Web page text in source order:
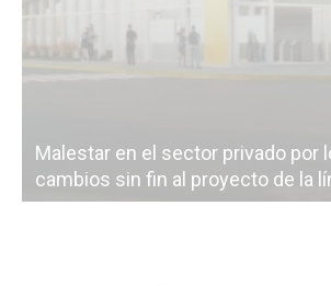
Malestar en el sector privado por
cambios sin fin al proyecto de la